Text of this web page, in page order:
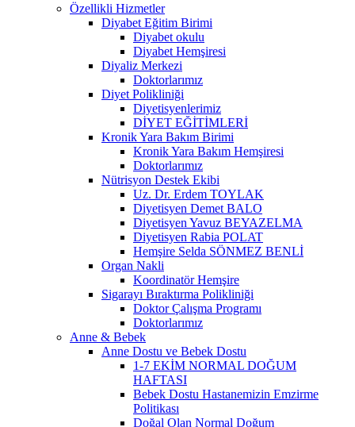
Özellikli Hizmetler
Diyabet Eğitim Birimi
Diyabet okulu
Diyabet Hemşiresi
Diyaliz Merkezi
Doktorlarımız
Diyet Polikliniği
Diyetisyenlerimiz
DİYET EĞİTİMLERİ
Kronik Yara Bakım Birimi
Kronik Yara Bakım Hemşiresi
Doktorlarımız
Nütrisyon Destek Ekibi
Uz. Dr. Erdem TOYLAK
Diyetisyen Demet BALO
Diyetisyen Yavuz BEYAZELMA
Diyetisyen Rabia POLAT
Hemşire Selda SÖNMEZ BENLİ
Organ Nakli
Koordinatör Hemşire
Sigarayı Bıraktırma Polikliniği
Doktor Çalışma Programı
Doktorlarımız
Anne & Bebek
Anne Dostu ve Bebek Dostu
1-7 EKİM NORMAL DOĞUM
HAFTASI
Bebek Dostu Hastanemizin Emzirme
Politikası
Doğal Olan Normal Doğum